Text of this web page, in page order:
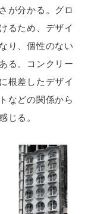
が分かる。グロ
るため、デザイ
り、個性のない
る。コンクリー
根差したデザイ
などの関係から
じる。